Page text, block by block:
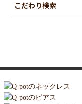
こだわり検索